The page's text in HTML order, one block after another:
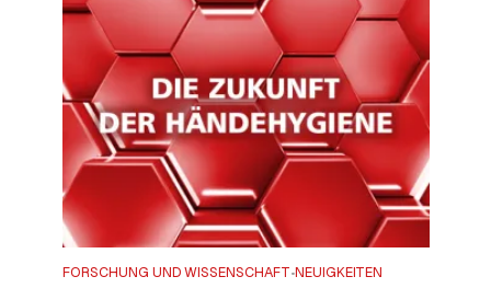
FORSCHUNG UND WISSENSCHAFT•NEUIGKEITEN